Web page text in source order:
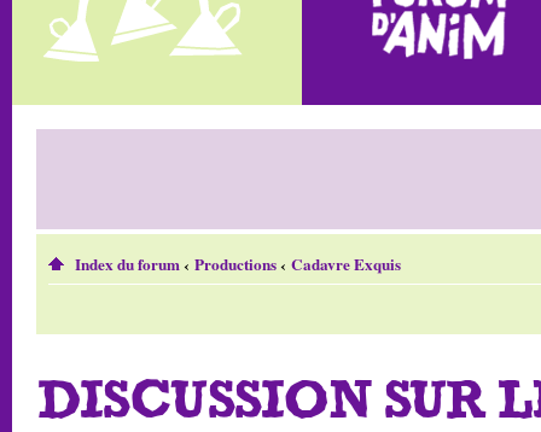
Index du forum‹ Productions‹ Cadavre Exquis
DISCUSSION SUR